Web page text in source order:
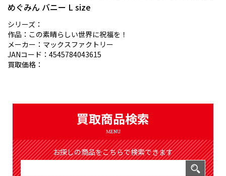
宅配買取のご案内
DELIVERY PURCHASE
買取お申し込み
ASSESSMENT
めぐみん バニー L size
シリーズ：
作品：この素晴らしい世界に祝福を！
メーカー：マックスファクトリー
JANコード：4545784043615
買取価格：
買取商品検索
MENU
お探しの商品をこちらで検索できます